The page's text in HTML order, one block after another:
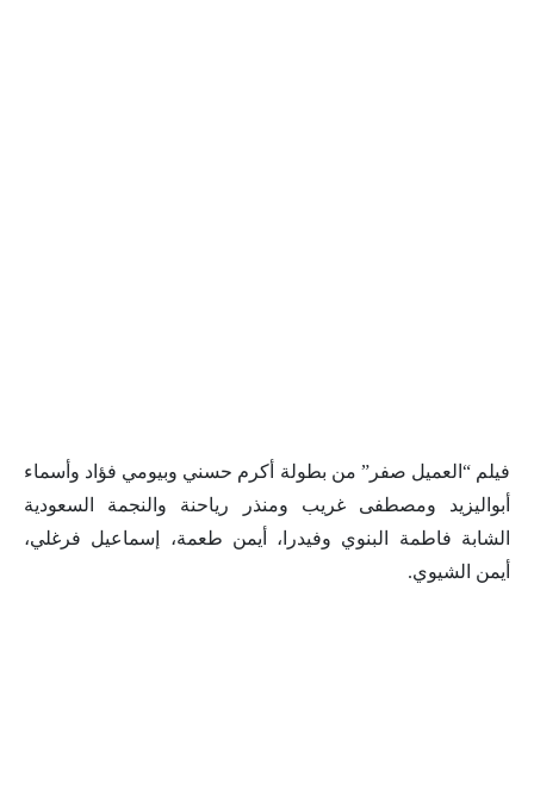
فيلم “العميل صفر” من بطولة أكرم حسني وبيومي فؤاد وأسماء
أبواليزيد ومصطفى غريب ومنذر رياحنة والنجمة السعودية
الشابة فاطمة البنوي وفيدرا، أيمن طعمة، إسماعيل فرغلي،
أيمن الشيوي.